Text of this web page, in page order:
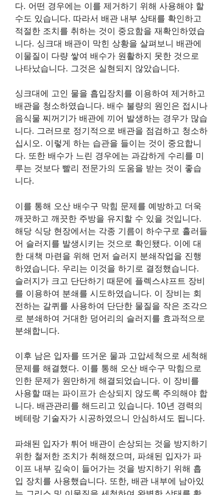
다. 어떤 경우에는 이를 제거하기 위해 사용해야 할
수도 있습니다. 따라서 배관 내부 상태를 확인하고
적절한 조치를 취하는 것이 중요함을 재확인하였습
니다. 싱크대 배관이 막힌 상황을 살펴보니 배관에
이물질이 다량 쌓여 배수가 원활하지 못한 것으로
나타났습니다. 그것은 실현되지 않았습니다.
싱크대에 고인 물을 흡입장치를 이용하여 제거하고
배관을 청소하였습니다. 배수 불량의 원인은 접시나
음식물 찌꺼기가 배관에 끼어 발생하는 경우가 많습
니다. 그러므로 정기적으로 배관을 점검하고 청소하
십시오. 이렇게 하는 습관을 들이는 것이 중요합니
다. 또한 배수가 느린 경우에는 과감하게 수리를 미
루는 것보다 빨리 전문가의 도움을 받는 것이 좋습
니다.
이를 통해 오산 배수구 막힘 문제를 예방하고 더욱
깨끗하고 깨끗한 주방을 유지할 수 있을 것입니다.
해당 식당 현장에서는 각종 기름이 하수구로 흘러들
어 슬러지를 발생시키는 것으로 확인됐다. 이에 대
한 대책 마련을 위해 먼저 슬러지 분쇄작업을 진행
하였습니다. 우리는 이것을 하기로 결정했습니다.
슬러지가 크고 단단하기 때문에 플렉스샤프트 장비
를 이용하여 분쇄를 시도하였습니다. 이 장비는 회
전하는 갈퀴를 사용하여 단단한 물질을 작은 조각으
로 분쇄하여 거대한 덩어리의 슬러지를 효과적으로
분쇄합니다.
이후 남은 입자를 뜨거운 물과 고압세척으로 세척해
문제를 해결했다. 이를 통해 오산 배수구 막힘으로
인한 문제가 원만하게 해결되었습니다. 이 장비를
사용할 때는 파이프가 손상되지 않도록 주의해야 합
니다. 배관관리를 해드리고 있습니다. 10년 경력의
베테랑 기술자가 시공하였으니 안심하셔도 됩니다.
파쇄된 입자가 튀어 배관이 손상되는 것을 방지하기
위한 철저한 조치가 취해졌으며, 파쇄된 입자가 파
이프 내부 깊숙이 들어가는 것을 방지하기 위해 흡
입 장치를 사용했습니다. 또한, 배관 내부에 남아있